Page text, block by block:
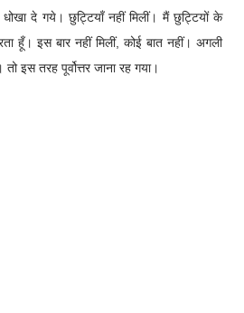
दे गये। छुट्टियाँ नहीं मिलीं। मैं छुट्टियों के
हूँ। इस बार नहीं मिलीं, कोई बात नहीं। अगली
इस तरह पूर्वोत्तर जाना रह गया।